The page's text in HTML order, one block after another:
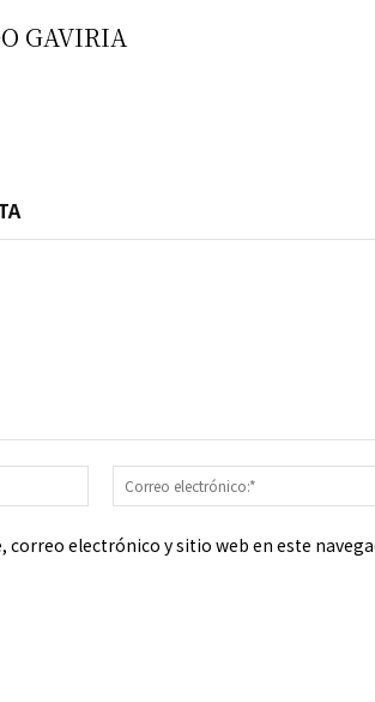
GAVIRIA
Nombre:*
correo electrónico y sitio web en este